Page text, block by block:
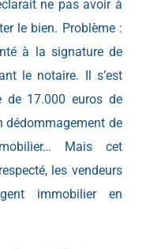
ne pas avoir à
le bien. Problème :
à la signature de
le notaire. Il s’est
de 17.000 euros de
dédommagement de
Mais cet
les vendeurs
immobilier en